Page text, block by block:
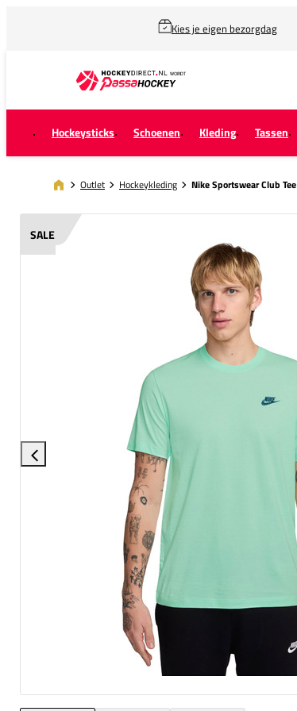
Kies je eigen bezorgdag
Hockeysticks Schoenen Kleding Tassen
Outlet Hockeykleding Nike Sportswear Club Tee
SALE